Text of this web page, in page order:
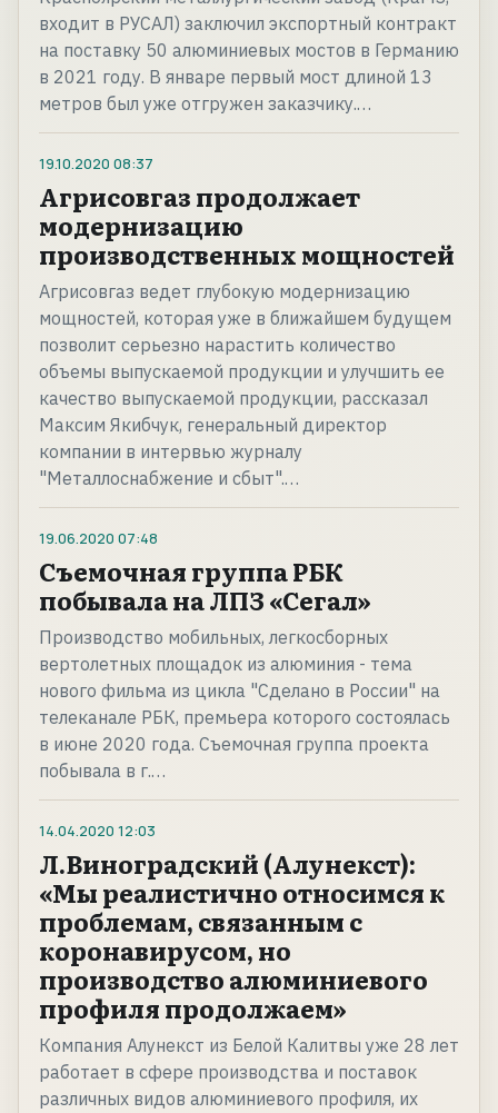
входит в РУСАЛ) заключил экспортный контракт
на поставку 50 алюминиевых мостов в Германию
в 2021 году. В январе первый мост длиной 13
метров был уже отгружен заказчику.…
19.10.2020 08:37
Агрисовгаз продолжает
модернизацию
производственных мощностей
Агрисовгаз ведет глубокую модернизацию
мощностей, которая уже в ближайшем будущем
позволит серьезно нарастить количество
объемы выпускаемой продукции и улучшить ее
качество выпускаемой продукции, рассказал
Максим Якибчук, генеральный директор
компании в интервью журналу
"Металлоснабжение и сбыт".…
19.06.2020 07:48
Съемочная группа РБК
побывала на ЛПЗ «Сегал»
Производство мобильных, легкосборных
вертолетных площадок из алюминия - тема
нового фильма из цикла "Сделано в России" на
телеканале РБК, премьера которого состоялась
в июне 2020 года. Съемочная группа проекта
побывала в г.…
14.04.2020 12:03
Л.Виноградский (Алунекст):
«Мы реалистично относимся к
проблемам, связанным с
коронавирусом, но
производство алюминиевого
профиля продолжаем»
Компания Алунекст из Белой Калитвы уже 28 лет
работает в сфере производства и поставок
различных видов алюминиевого профиля, их